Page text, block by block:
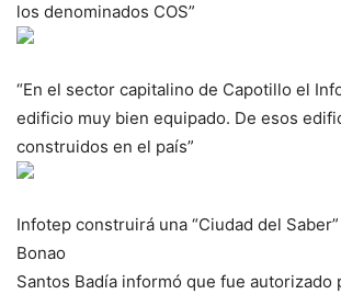
los denominados COS”
“En el sector capitalino de Capotillo el
edificio muy bien equipado. De esos
construidos en el país”
Infotep construirá una “Ciudad del
Bonao
Santos Badía informó que fue autorizado